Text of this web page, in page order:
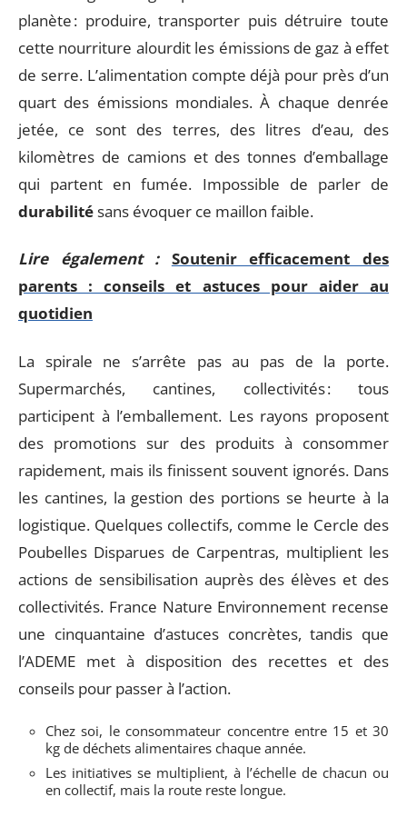
planète : produire, transporter puis détruire toute
cette nourriture alourdit les émissions de gaz à effet
de serre. L’alimentation compte déjà pour près d’un
quart des émissions mondiales. À chaque denrée
jetée, ce sont des terres, des litres d’eau, des
kilomètres de camions et des tonnes d’emballage
qui partent en fumée. Impossible de parler de
durabilitésans évoquer ce maillon faible.
Lire également : Soutenir efficacement des
parents : conseils et astuces pour aider au
quotidien
La spirale ne s’arrête pas au pas de la porte.
Supermarchés, cantines, collectivités : tous
participent à l’emballement. Les rayons proposent
des promotions sur des produits à consommer
rapidement, mais ils finissent souvent ignorés. Dans
les cantines, la gestion des portions se heurte à la
logistique. Quelques collectifs, comme le Cercle des
Poubelles Disparues de Carpentras, multiplient les
actions de sensibilisation auprès des élèves et des
collectivités. France Nature Environnement recense
une cinquantaine d’astuces concrètes, tandis que
l’ADEME met à disposition des recettes et des
conseils pour passer à l’action.
Chez soi, le consommateur concentre entre 15 et 30
kg de déchets alimentaires chaque année.
Les initiatives se multiplient, à l’échelle de chacun ou
en collectif, mais la route reste longue.